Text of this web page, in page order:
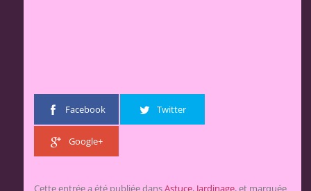
Facebook Twitter
Google+
Cette entrée a été publiée dansAstuce, Jardinage, et marquée